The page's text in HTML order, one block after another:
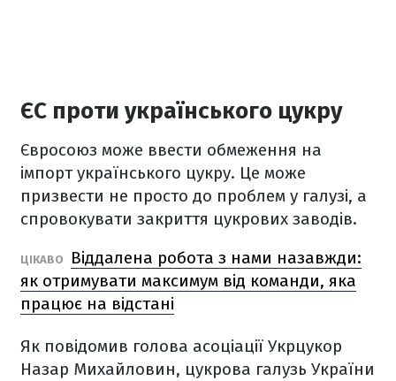
ЄС проти українського цукру
Євросоюз може ввести обмеження на
імпорт українського цукру. Це може
призвести не просто до проблем у галузі, а
спровокувати закриття цукрових заводів.
ЦІКАВО
Віддалена робота з нами назавжди:
як отримувати максимум від команди, яка
працює на відстані
Як повідомив голова асоціації Укрцукор
Назар Михайловин, цукрова галузь України